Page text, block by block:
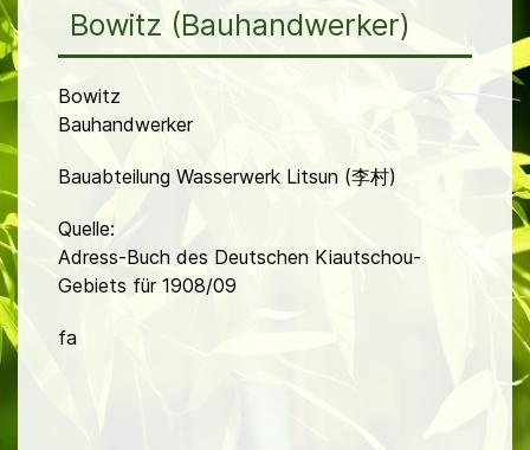
Bowitz (Bauhandwerker)
Bowitz
Bauhandwerker
Bauabteilung Wasserwerk Litsun (李村)
Quelle:
Adress-Buch des Deutschen Kiautschou-
Gebiets für 1908/09
fa